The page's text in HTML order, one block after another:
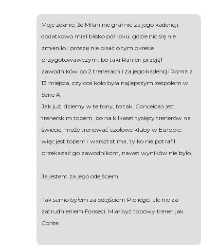
Moje zdanie, że Milan nie grał nic za jego kadencji,
dodatkowo miał blisko pół roku, gdzie nic się nie
zmieniło i proszę nie pisać o tym okresie
przygotowawczym, bo taki Ranieri przejął
zawodników po 2 trenerach i za jego kadencji Roma z
13 miejsca, czy coś koło była najlepszym zespołem w
Serie A.
Jak już idziemy w te tony, to tak, Conceicao jest
trenerskim topem, bo na kilkaset tysięcy trenerów na
świecie, może trenować czołowe kluby w Europie,
więc jest topem i warsztat ma, tylko nie potrafił
przekazać go zawodnikom, nawet wyników nie było.
Ja jestem za jego odejściem.
Tak samo byłem za odejściem Pioliego, ale nie za
zatrudnieniem Fonseci. Miał być topowy trener jak
Conte.